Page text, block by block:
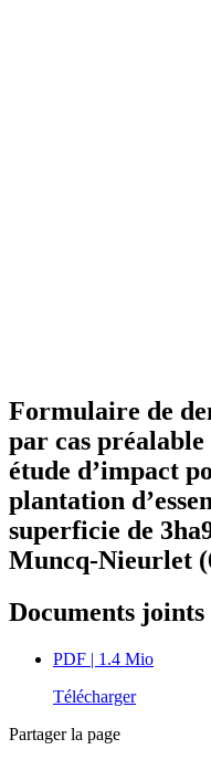
Formulaire de
par cas
étude d’impact
plantation
superficie de
Muncq-Nieurlet
Documents joints
PDF | 1.4 Mio
Télécharger
Partager la page